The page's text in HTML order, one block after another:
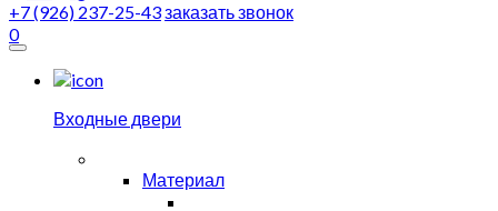
+7 (926) 237-25-43заказать звонок
0
Входные двери
Материал